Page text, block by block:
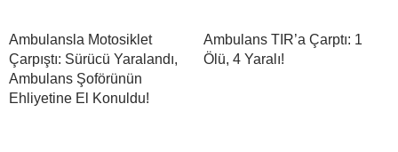
Ambulansla Motosiklet
Çarpıştı: Sürücü Yaralandı,
Ambulans Şoförünün
Ehliyetine El Konuldu!
Ambulans TIR’a Çarptı: 1
Ölü, 4 Yaralı!